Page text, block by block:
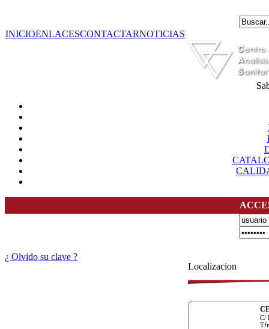
INICIOENLACESCONTACTARNOTICIAS
¿ Olvido su clave ?
Localizacion
C/